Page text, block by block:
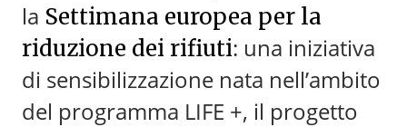
la Settimana europea per la
riduzione dei rifiuti: una iniziativa
di sensibilizzazione nata nell’ambito
del programma LIFE +, il progetto